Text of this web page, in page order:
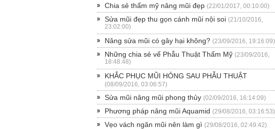
Chia sẻ thẩm mỹ nâng mũi đẹp (22/01/2017, 00:10:00)
Sửa mũi đẹp thu gọn cánh mũi nội soi (21/10/2016,
23:02:00)
Nâng sửa mũi có gây hại không? (23/09/2016, 19:16:09)
Những chia sẻ vể Phẫu Thuật Thẩm Mỹ (23/09/2016,
18:48:48)
KHẮC PHỤC MŨI HỎNG SAU PHẪU THUẬT
(08/09/2016, 03:06:57)
Sửa mũi nâng mũi phong thủy (02/09/2016, 16:14:09)
Phương pháp nâng mũi Aquamid (29/08/2016, 03:16:53)
Vẹo vách ngăn mũi nên làm gì (29/08/2016, 02:49:42)